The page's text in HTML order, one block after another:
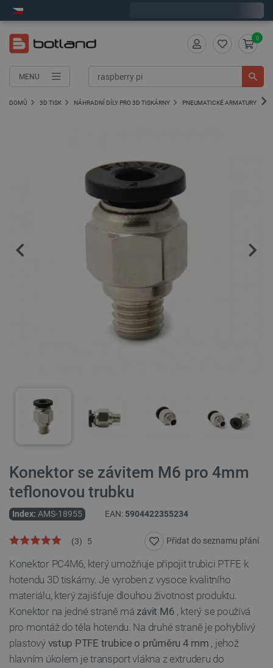
MENU
0
DOMŮ 3D TISK NÁHRADNÍ DÍLY PRO 3D TISKÁRNY PNEUMATICKÉ ARMATURY A
Konektor se závitem M6 pro 4mm
teflonovou trubku
Index: AMS-18955 EAN: 5904422355234
5
(3) Přidat do seznamu přání
Konektor PC4M6, který umožňuje připojit trubici PTFE k
hotendu 3D tiskárny. Je vyroben z vysoce kvalitního
materiálu, který zajišťuje dlouhou životnost produktu.
Konektor na jedné straně mázávit M6 , který se používá
pro montáž do těla hotendu. Na druhé straně je pohyblivý
plastový vstup PTFE trubice o průměru 4 mm , jehož
hlavním úkolem je transport vlákna z extruderu do